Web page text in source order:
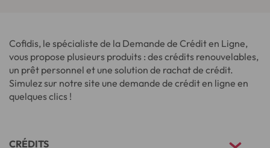
Cofidis, le spécialiste de la Demande de Crédit en Ligne,
vous propose plusieurs produits : des crédits renouvelables,
un prêt personnel et une solution de rachat de crédit.
Simulez sur notre site une demande de crédit en ligne en
quelques clics !
CRÉDITS